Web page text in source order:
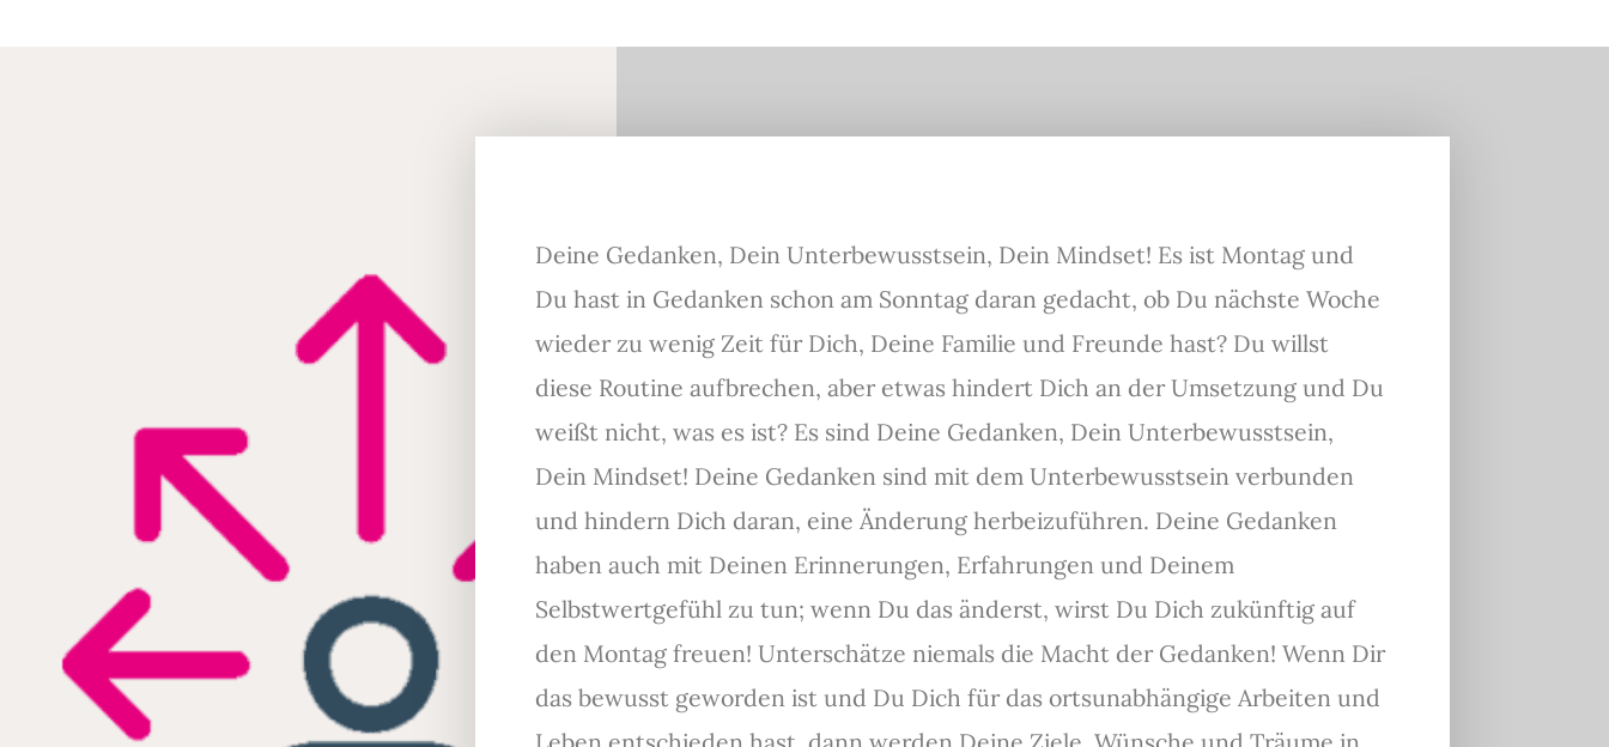
Deine Gedanken, Dein Unterbewusstsein, Dein Mindset! Es ist Montag und
Du hast in Gedanken schon am Sonntag daran gedacht, ob Du nächste Woche
wieder zu wenig Zeit für Dich, Deine Familie und Freunde hast? Du willst
diese Routine aufbrechen, aber etwas hindert Dich an der Umsetzung und Du
weißt nicht, was es ist? Es sind Deine Gedanken, Dein Unterbewusstsein,
Dein Mindset! Deine Gedanken sind mit dem Unterbewusstsein verbunden
und hindern Dich daran, eine Änderung herbeizuführen. Deine Gedanken
haben auch mit Deinen Erinnerungen, Erfahrungen und Deinem
Selbstwertgefühl zu tun; wenn Du das änderst, wirst Du Dich zukünftig auf
den Montag freuen! Unterschätze niemals die Macht der Gedanken! Wenn Dir
das bewusst geworden ist und Du Dich für das ortsunabhängige Arbeiten und